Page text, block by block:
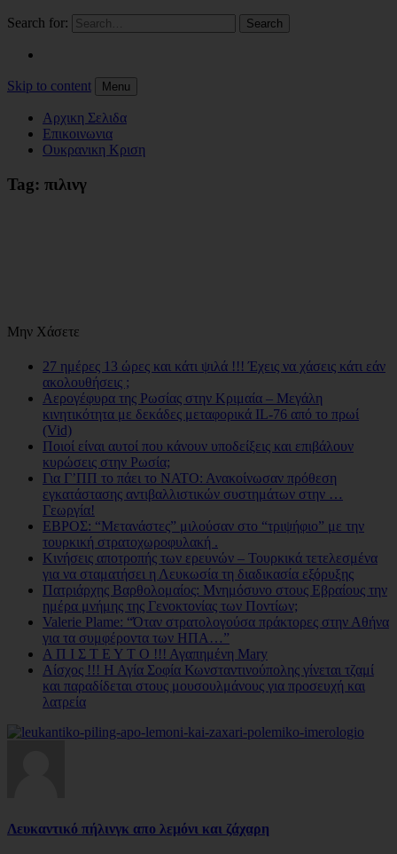
Search for: Search
Skip to content Menu
Αρχικη Σελιδα
Επικοινωνια
Ουκρανικη Κριση
Tag: πιλινγ
Μην Χάσετε
27 ημέρες 13 ώρες και κάτι ψιλά !!! Έχεις να χάσεις κάτι εάν
ακολουθήσεις ;
Αερογέφυρα της Ρωσίας στην Κριμαία – Μεγάλη
κινητικότητα με δεκάδες μεταφορικά IL-76 από το πρωί
(Vid)
Ποιοί είναι αυτοί που κάνουν υποδείξεις και επιβάλουν
κυρώσεις στην Ρωσία;
Για Γ’ΠΠ το πάει το ΝΑΤΟ: Ανακοίνωσαν πρόθεση
εγκατάστασης αντιβαλλιστικών συστημάτων στην …
Γεωργία!
ΕΒΡΟΣ: “Μετανάστες” μιλούσαν στο “τριψήφιο” με την
τουρκική στρατοχωροφυλακή .
Κινήσεις αποτροπής των ερευνών – Τουρκικά τετελεσμένα
για να σταματήσει η Λευκωσία τη διαδικασία εξόρυξης
Πατριάρχης Βαρθολομαίος: Μνημόσυνο στους Εβραίους την
ημέρα μνήμης της Γενοκτονίας των Ποντίων;
Valerie Plame: “Όταν στρατολογούσα πράκτορες στην Αθήνα
για τα συμφέροντα των ΗΠΑ…”
Α Π Ι Σ Τ Ε Υ Τ Ο !!! Αγαπημένη Mary
Αίσχος !!! Η Αγία Σοφία Κωνσταντινούπολης γίνεται τζαμί
και παραδίδεται στους μουσουλμάνους για προσευχή και
λατρεία
Λευκαντικό πήλινγκ απο λεμόνι και ζάχαρη